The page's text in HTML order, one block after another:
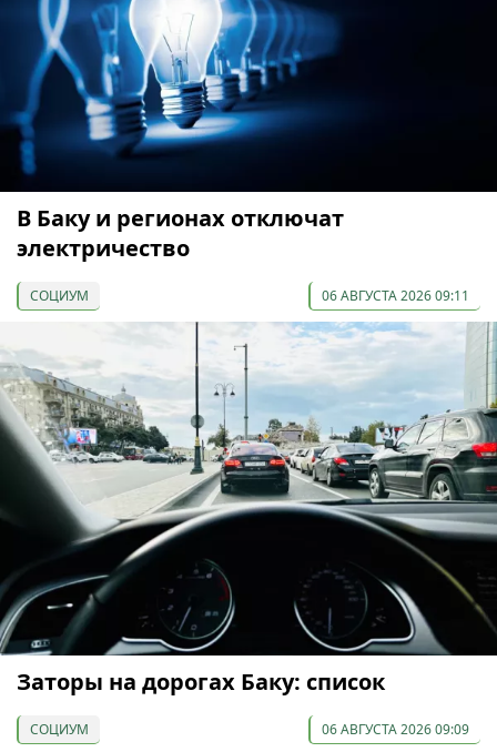
В Баку и регионах отключат
электричество
СОЦИУМ 06 АВГУСТА 2026 09:11
Заторы на дорогах Баку: список
СОЦИУМ 06 АВГУСТА 2026 09:09